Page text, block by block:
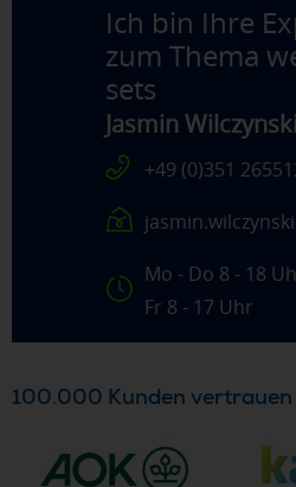
Ich bin Ihre
zum Thema
sets
Jasmin Wilczynski
+49 (0)351
Mo - Do 8 - 18
Fr 8 - 17 Uhr
100.000 Kunden vertrauen